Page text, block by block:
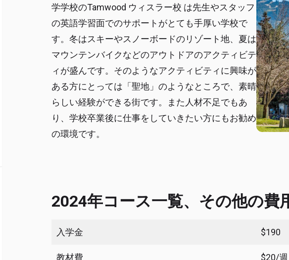
学学校のTamwood ウィスラー校 は先生やスタッフ
の英語学習面でのサポートがとても手厚い学校で
す。冬はスキーやスノーボードのリゾート地、夏は
マウンテンバイクなどのアウトドアのアクティビテ
ィが盛んです。そのようなアクティビティに興味が
ある方にとっては「聖地」のようなところで、素晴
らしい経験ができる街です。また人材不足でもあ
り、学校卒業後に仕事をしていきたい方にもお勧め
の環境です。
2024年コース一覧、その他の費
入学金 $190
教材費 $20/週